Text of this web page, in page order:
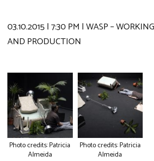
03.10.2015 | 7:30 PM | WASP –
AND PRODUCTION
Photo credits: Patricia
Almeida
Photo credits: Patricia
Almeida